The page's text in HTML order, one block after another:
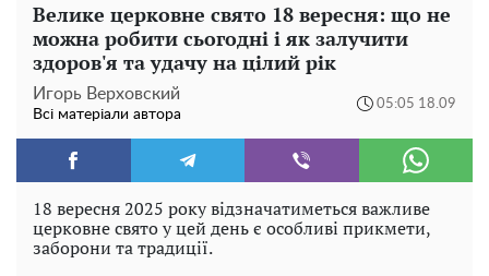
Велике церковне свято 18 вересня: що не
можна робити сьогодні і як залучити
здоров'я та удачу на цілий рік
Игорь Верховский
Всі матеріали автора
05:05 18.09
18 вересня 2025 року відзначатиметься важливе
церковне свято у цей день є особливі прикмети,
заборони та традиції.